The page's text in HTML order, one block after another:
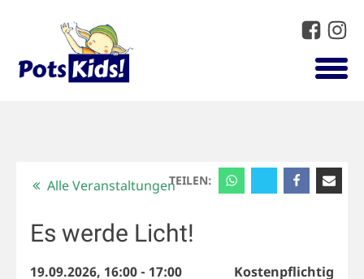
TEILEN:
Alle Veranstaltungen
Es werde Licht!
19.09.2026, 16:00- 17:00 Kostenpflichtig